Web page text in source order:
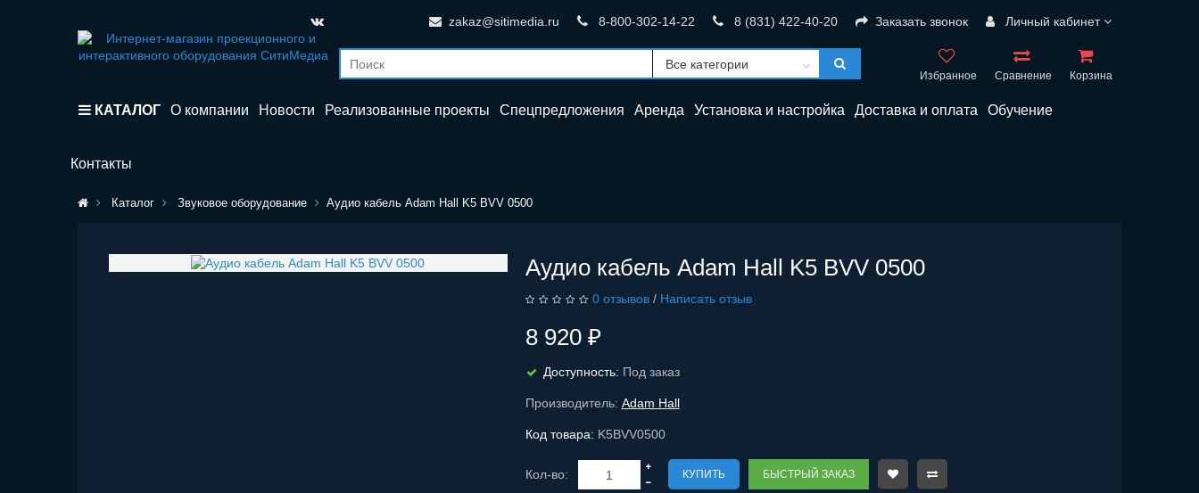
Личный кабинет
Заказать звонок
8 (831) 422-40-20
8-800-302-14-22
zakaz@sitimedia.ru
Корзина
Сравнение
Избранное
КАТАЛОГ О компании Новости Реализованные проекты Спецпредложения Аренда Установка и настройка Доставка и оплата Обучение
Контакты
Каталог Звуковое оборудование Аудио кабель Adam Hall K5 BVV 0500
Аудио кабель Adam Hall K5 BVV 0500
0 отзывов/ Написать отзыв
8 920 ₽
Доступность: Под заказ
Производитель: Adam Hall
Код товара: K5BVV0500
Кол-во: КУПИТЬ БЫСТРЫЙ ЗАКАЗ